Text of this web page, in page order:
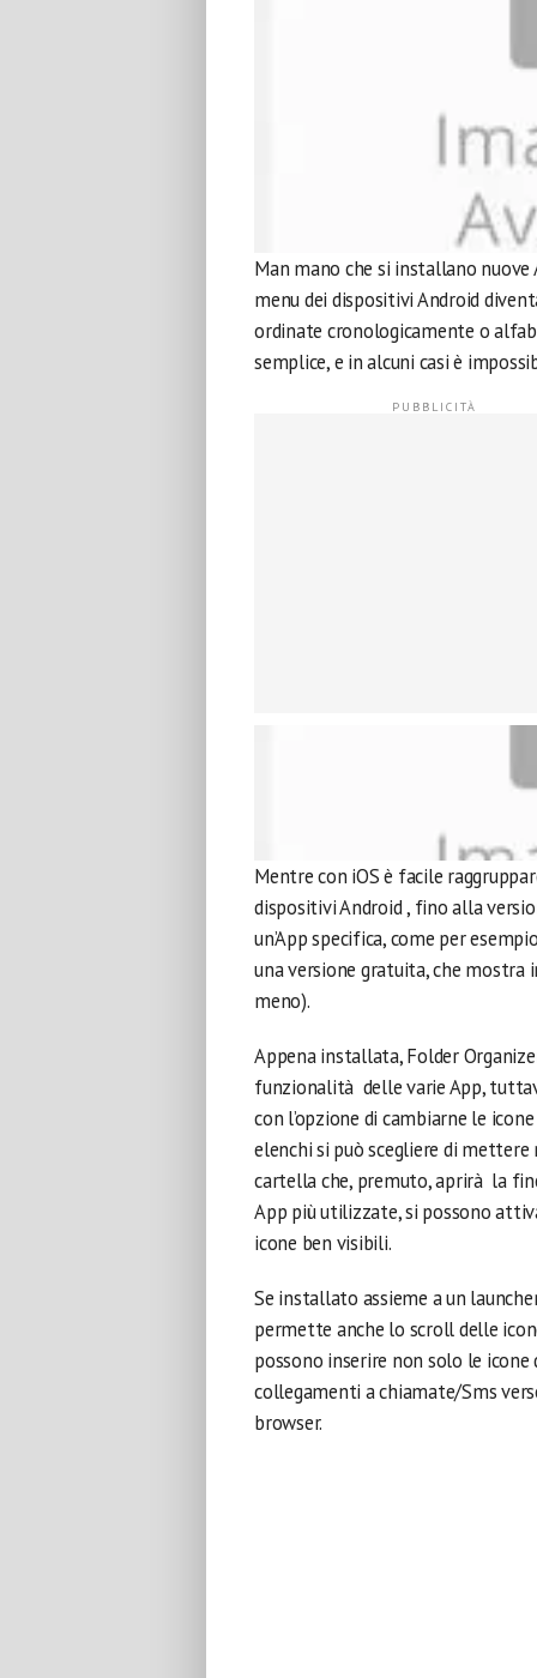
Man mano che si installano
menu dei dispositivi Android
ordinate cronologicamente o
semplice, e in alcuni casi è
Mentre con iOS è facile
dispositivi Android , fino alla
un’App specifica, come per
una versione gratuita, che
meno).
Appena installata, Folder
funzionalità delle varie App,
con l’opzione di cambiarne le
elenchi si può scegliere di
cartella che, premuto, aprirà la
App più utilizzate, si possono
icone ben visibili.
Se installato assieme a un
permette anche lo scroll delle
possono inserire non solo le
collegamenti a chiamate/Sms
browser.